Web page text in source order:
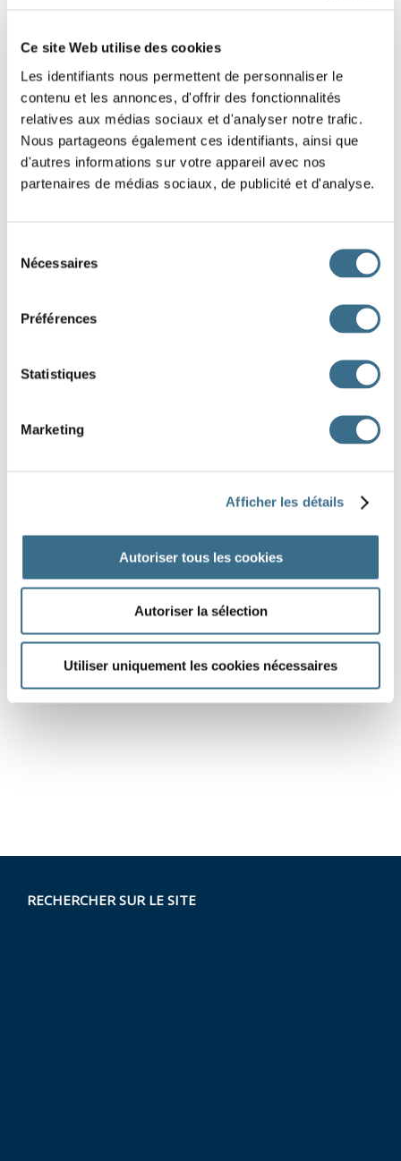
Ce site Web utilise des cookies
Les identifiants nous permettent de personnaliser le
contenu et les annonces, d'offrir des fonctionnalités
relatives aux médias sociaux et d'analyser notre trafic.
Nous partageons également ces identifiants, ainsi que
d'autres informations sur votre appareil avec nos
partenaires de médias sociaux, de publicité et d'analyse.
Nécessaires
Préférences
Statistiques
Marketing
Afficher les détails
Autoriser tous les cookies
Autoriser la sélection
Utiliser uniquement les cookies nécessaires
Put the letters on the right order (drags the
letters)
Hint: Famille
O L C N E
RECHERCHER SUR LE SITE